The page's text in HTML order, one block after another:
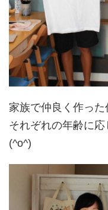
家族で仲良く作った
それぞれの年齢に応
(^o^)